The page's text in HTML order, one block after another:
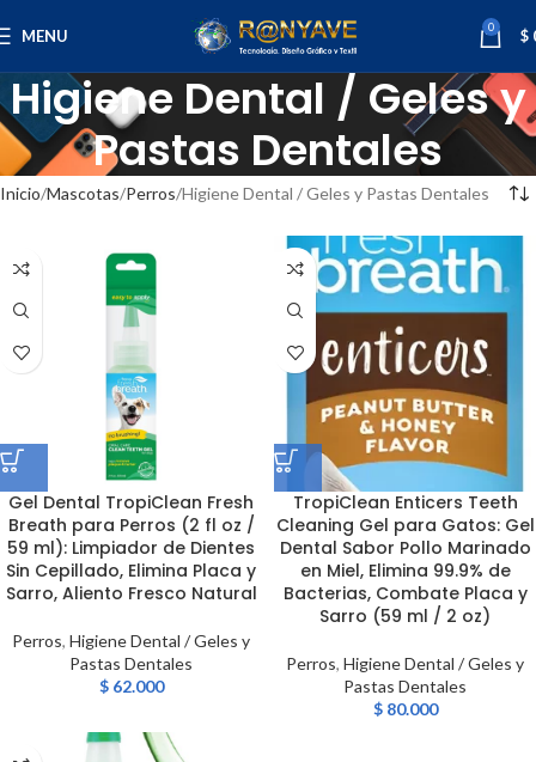
MENU 0 $
Higiene Dental / Geles y
Pastas Dentales
Inicio Mascotas Perros Higiene Dental / Geles y Pastas Dentales
Gel Dental TropiClean Fresh
Breath para Perros (2 fl oz /
59 ml): Limpiador de Dientes
Sin Cepillado, Elimina Placa y
Sarro, Aliento Fresco Natural
Perros, Higiene Dental / Geles y
Pastas Dentales
$62.000
TropiClean Enticers Teeth
Cleaning Gel para Gatos: Gel
Dental Sabor Pollo Marinado
en Miel, Elimina 99.9% de
Bacterias, Combate Placa y
Sarro (59 ml / 2 oz)
Perros, Higiene Dental / Geles y
Pastas Dentales
$80.000